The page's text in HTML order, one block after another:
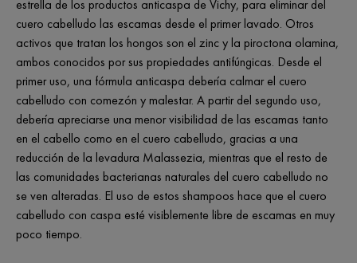
estrella de los productos anticaspa de Vichy, para eliminar del
cuero cabelludo las escamas desde el primer lavado. Otros
activos que tratan los hongos son el zinc y la piroctona olamina,
ambos conocidos por sus propiedades antifúngicas. Desde el
primer uso, una fórmula anticaspa debería calmar el cuero
cabelludo con comezón y malestar. A partir del segundo uso,
debería apreciarse una menor visibilidad de las escamas tanto
en el cabello como en el cuero cabelludo, gracias a una
reducción de la levadura Malassezia, mientras que el resto de
las comunidades bacterianas naturales del cuero cabelludo no
se ven alteradas. El uso de estos shampoos hace que el cuero
cabelludo con caspa esté visiblemente libre de escamas en muy
poco tiempo.